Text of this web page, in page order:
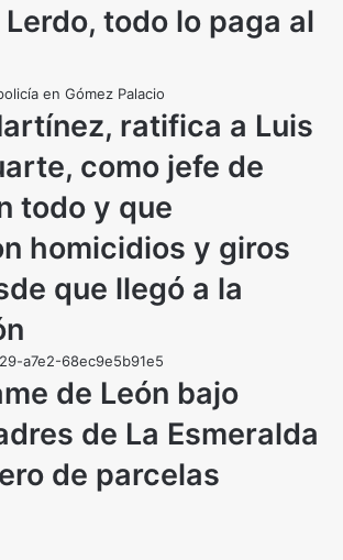
todo lo paga al
ratifica a Luis
como jefe de
todo y que
homicidios y giros
que llegó a la
de León bajo
de La Esmeralda
de parcelas